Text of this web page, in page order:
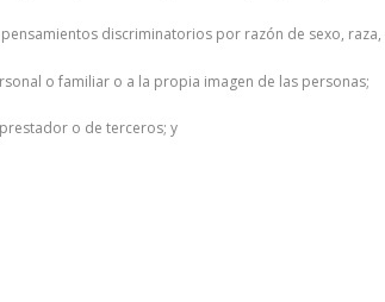
discriminatorios por razón de sexo,
o familiar o a la propia imagen de las personas;
o de terceros; y